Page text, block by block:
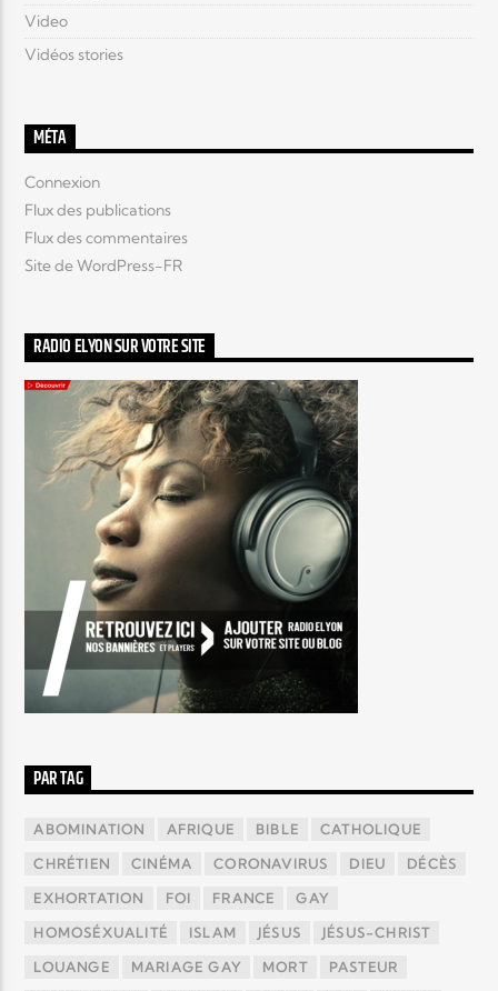
Video
Vidéos stories
MÉTA
Connexion
Flux des publications
Flux des commentaires
Site de WordPress-FR
RADIO ELYON SUR VOTRE SITE
PAR TAG
ABOMINATION AFRIQUE BIBLE CATHOLIQUE
CHRÉTIEN CINÉMA CORONAVIRUS DIEU DÉCÈS
EXHORTATION FOI FRANCE GAY
HOMOSÉXUALITÉ ISLAM JÉSUS JÉSUS-CHRIST
LOUANGE MARIAGE GAY MORT PASTEUR